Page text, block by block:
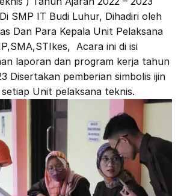
SMP IT Budi Luhur, Dihadiri oleh
Dan Para Kepala Unit Pelaksana
Acara ini di isi
laporan dan program kerja tahun
Disertakan pemberian simbolis ijin
Unit pelaksana teknis.